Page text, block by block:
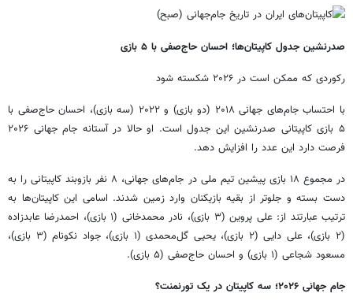
صدرنشین جدول کاپیتان‌ها؛ احسان حاج‌صفی با ۵ بازی
رکوردی که ممکن است در ۲۰۲۶ شکسته شود
با احتساب جام‌های جهانی ۲۰۱۸ (دو بازی) و ۲۰۲۲ (سه بازی)، احسان حاج‌صفی با
۵ بازی کاپیتانی صدرنشین این جدول است. او حالا در آستانه جام جهانی ۲۰۲۶
فرصت دارد این عدد را افزایش دهد.
در مجموع ۱۸ بازی پیشین تیم ملی در جام‌های جهانی، ۸ نفر بازوبند کاپیتانی را به
دست بسته و جلوتر از بقیه بازیکنان وارد زمین شدند. اسامی این کاپیتان‌ها به
ترتیب عبارتند از: علی پروین (۳ بازی)، نادر محمدخانی (۱ بازی)، احمدرضا عابدزاده
(۲ بازی)، علی دایی (۲ بازی)، یحیی گل‌محمدی (۱ بازی)، جواد نکونام (۳ بازی)،
مسعود شجاعی (۱ بازی) و احسان حاج‌صفی (۵ بازی).
جام جهانی ۲۰۲۶؛ سه کاپیتان در یک تورنمنت؟